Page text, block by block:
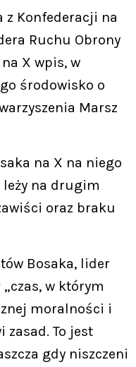
z Konfederacji na
Ruchu Obrony
X wpis, w
środowisko o
Marsz
na X na niego
leży na drugim
oraz braku
Bosaka, lider
„czas, w którym
moralności i
zasad. To jest
gdy niszczeni